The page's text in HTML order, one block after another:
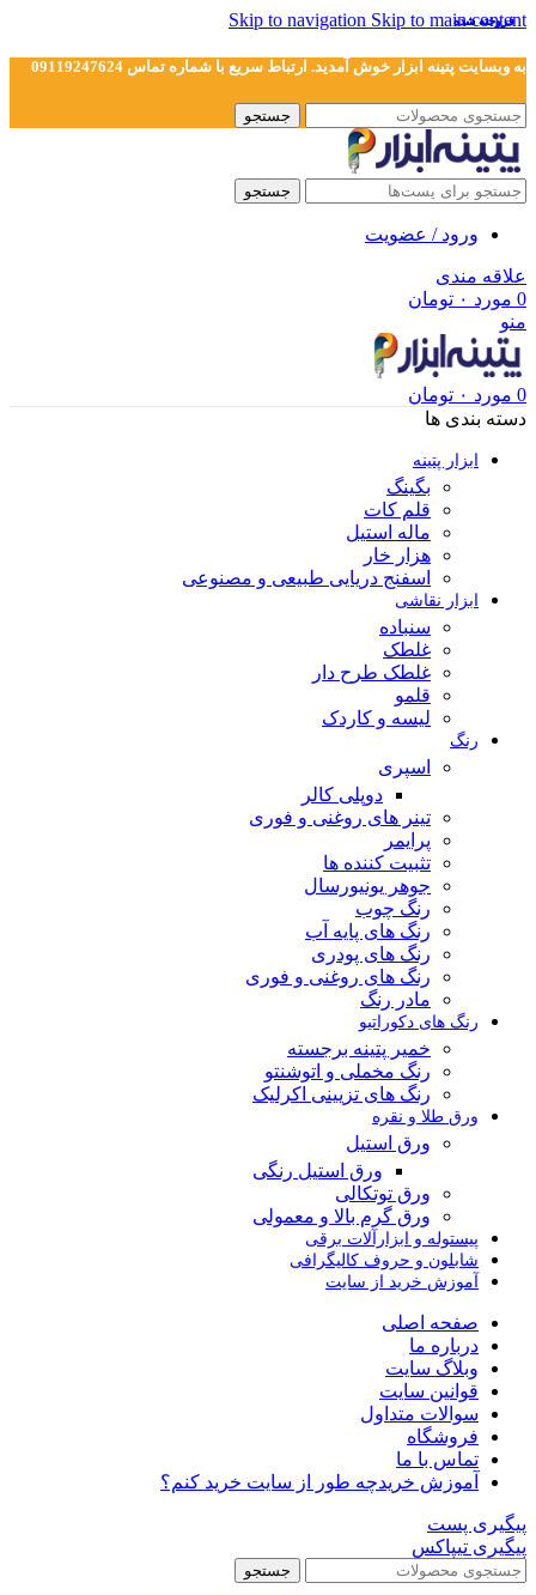
Skip to navigation Skip to main content
به وبسایت پتینه ابزار خوش آمدید. ارتباط سریع با شماره تماس 09119247624
جستجو
جستجو
ورود / عضویت
علاقه مندی
0 مورد ۰ تومان
منو
0 مورد ۰ تومان
دسته بندی ها
ابزار پتینه
بگینگ
قلم کات
ماله استیل
هزار خار
اسفنج دریایی طبیعی و مصنوعی
ابزار نقاشی
سنباده
غلطک
غلطک طرح دار
قلمو
لیسه و کاردک
رنگ
اسپری
دوپلی کالر
تینر های روغنی و فوری
پرایمر
تثبیت کننده ها
جوهر یونیورسال
رنگ چوب
رنگ‌ های پایه آب
رنگ های پودری
رنگ‌ های روغنی و فوری
مادر رنگ
رنگ های دکوراتیو
خمیر پتینه برجسته
رنگ مخملی و اتوشنتو
رنگ های تزیینی اکرلیک
ورق طلا و نقره
ورق استیل
ورق استیل رنگی
ورق توتکالی
ورق گرم بالا و معمولی
پیستوله و ابزارآلات برقی
شابلون و حروف کالیگرافی
آموزش خرید از سایت
صفحه اصلی
درباره ما
وبلاگ سایت
قوانین سایت
سوالات متداول
فروشگاه
تماس با ما
آموزش خریدچه طور از سایت خرید کنم؟
پیگیری پست
پیگیری تیپاکس
جستجو
فروخته شده
فروخته شده